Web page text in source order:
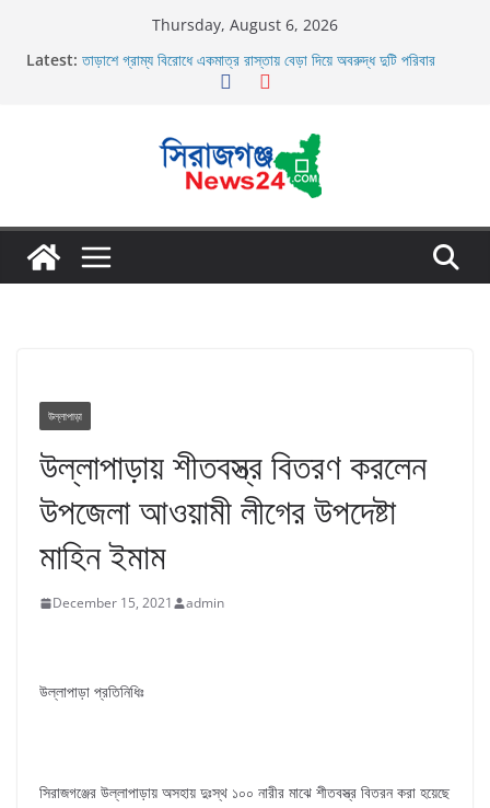
Thursday, August 6, 2026
Latest: তাড়াশে গ্রাম্য বিরোধে একমাত্র রাস্তায় বেড়া দিয়ে অবরুদ্ধ দুটি পরিবার
তাড়াশে বাসের চাপায় পথচারী নিহত
চলাচলের রাস্তায় ঈদগাহ মাঠের প্রাচীর তাড়াশে অবরুদ্ধ ৪০টি পরিবার
উল্লাপাড়ায় ১১০ পিচ চায়না দোয়ারী জাল আগুনে পুড়িয়ে ধংস
উল্লাপাড়া
উল্লাপাড়ায় শীতবস্ত্র বিতরণ করলেন
উপজেলা আওয়ামী লীগের উপদেষ্টা
মাহিন ইমাম
December 15, 2021 admin
উল্লাপাড়া প্রতিনিধিঃ
সিরাজগঞ্জের উল্লাপাড়ায় অসহায় দুঃস্থ ১০০ নারীর মাঝে শীতবস্ত্র বিতরন করা হয়েছে